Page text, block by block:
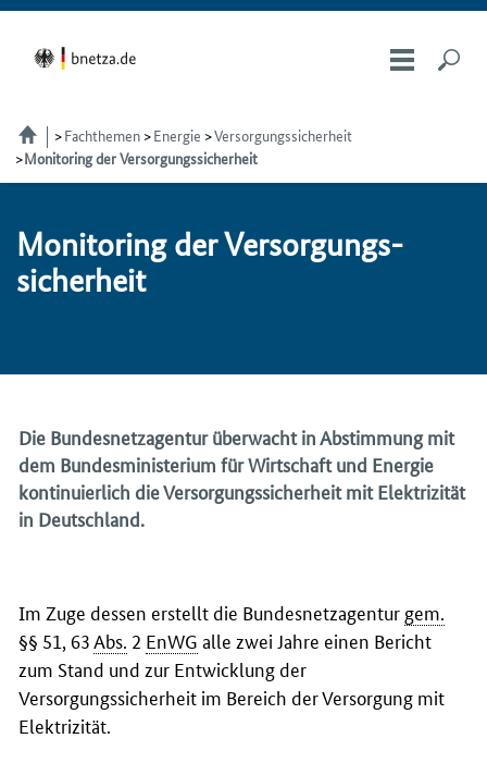
Fachthemen Energie
Versorgungssicherheit
Monitoring der Versorgungssicherheit
Monitoring der Ver­sor­gungs­
si­cher­heit
Die Bundesnetzagentur überwacht in Abstimmung mit
dem Bundesministerium für Wirtschaft und Energie
kontinuierlich die Versorgungssicherheit mit Elektrizität
in Deutschland.
Im Zuge dessen erstellt die Bundesnetzagentur gem.
§§ 51, 63Abs. 2 EnWG alle zwei Jahre einen Bericht
zum Stand und zur Entwicklung der
Versorgungssicherheit im Bereich der Versorgung mit
Elektrizität.